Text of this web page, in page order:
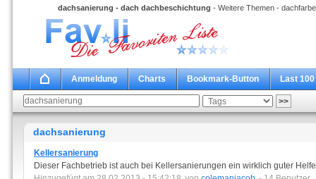
dachsanierung - dach dachbeschichtung - Weitere Themen -
Anmeldung Charts Bookmark-Button Last 100
dachsanierung
Kellersanierung
Dieser Fachbetrieb ist auch bei Kellersanierungen ein wirklich guter